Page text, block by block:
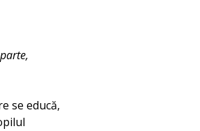
se educă,